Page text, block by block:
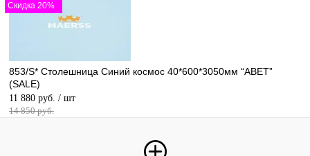
Скидка 20%
853/S* Столешница Синий космос 40*600*3050мм “ABET”
(SALE)
11 880 руб. / шт
14 850 руб.